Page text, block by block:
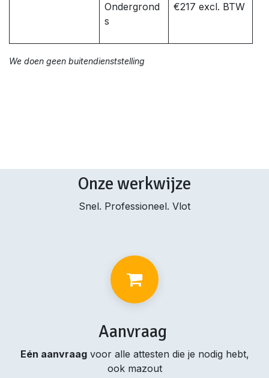
Ondergrond
s
€217 excl. BTW
We doen geen buitendienststelling
Onze werkwijze
Snel. Professioneel. Vlot
Aanvraag
Eén aanvraagvoor alle attesten die je nodig hebt,
ook mazout